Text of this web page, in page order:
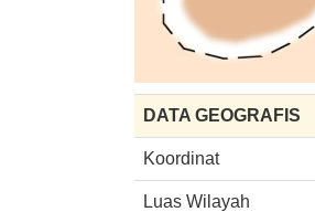
DATA GEOGRAFIS
Koordinat
Luas Wilayah